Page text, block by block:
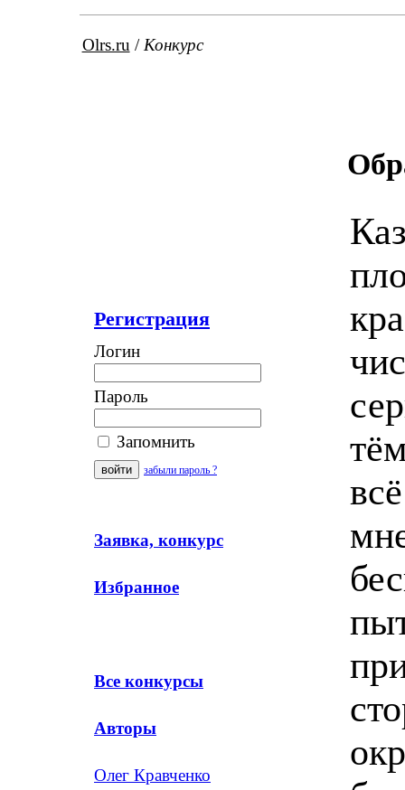
Olrs.ru / Конкурс
Регистрация
Логин
Пароль
Запомнить
забыли пароль ?
Заявка, конкурс
Избранное
Все конкурсы
Авторы
Олег Кравченко